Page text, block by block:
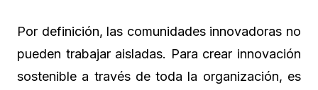
Por definición, las comunidades innovadoras no
pueden trabajar aisladas. Para crear innovación
sostenible a través de toda la organización, es